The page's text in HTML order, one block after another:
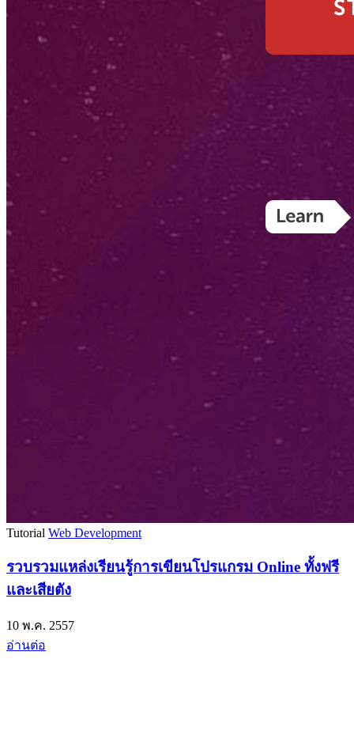
Tutorial Web Development
รวบรวมแหล่งเรียนรู้การเขียนโปรแกรม Online ทั้งฟรี
และเสียตัง
10 พ.ค. 2557
อ่านต่อ